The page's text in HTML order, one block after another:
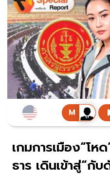
เกมการเมือง“โ
ธาร เดินเข้าสู่“กับ